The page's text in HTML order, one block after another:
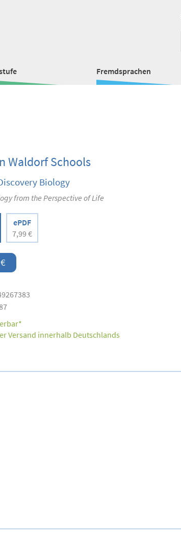
Fremdsprachen
Waldorf Schools
Biology
from the Perspective of Life
ePDF
7,99 €
Versand innerhalb Deutschlands